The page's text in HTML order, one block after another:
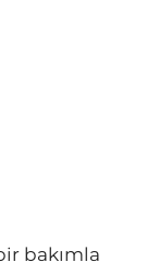
bakımla